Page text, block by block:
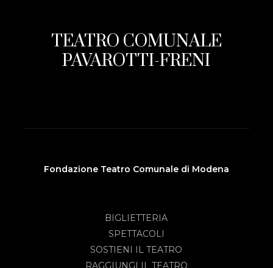
TEATRO COMUNALE
PAVAROTTI-FRENI
Fondazione Teatro Comunale di Modena
BIGLIETTERIA
SPETTACOLI
SOSTIENI IL TEATRO
RAGGIUNGI IL TEATRO